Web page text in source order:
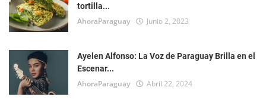
tortilla...
AhoraParaguay Junio 2, 2023
Ayelen Alfonso: La Voz de Paraguay Brilla en el
Escenar...
AhoraParaguay Abril 22, 2024